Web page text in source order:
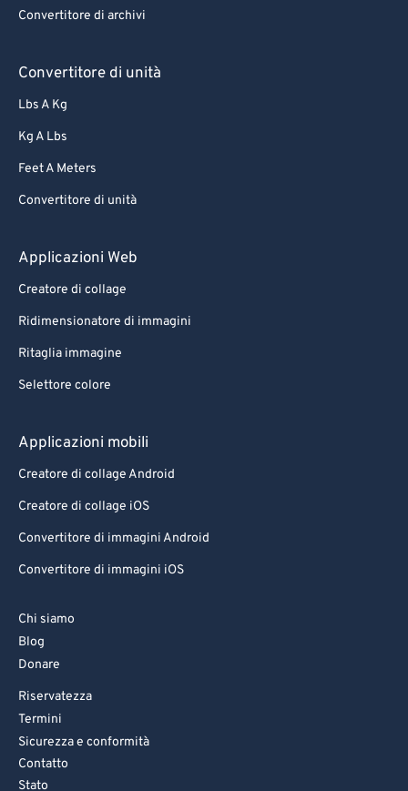
Convertitore di archivi
Convertitore di unità
Lbs A Kg
Kg A Lbs
Feet A Meters
Convertitore di unità
Applicazioni Web
Creatore di collage
Ridimensionatore di immagini
Ritaglia immagine
Selettore colore
Applicazioni mobili
Creatore di collage Android
Creatore di collage iOS
Convertitore di immagini Android
Convertitore di immagini iOS
Chi siamo
Blog
Donare
Riservatezza
Termini
Sicurezza e conformità
Contatto
Stato